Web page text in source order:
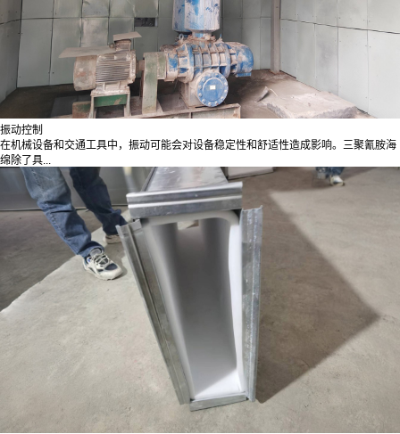
振动控制
在机械设备和交通工具中，振动可能会对设备稳定性和舒适性造成影响。三聚氰胺海
绵除了具...